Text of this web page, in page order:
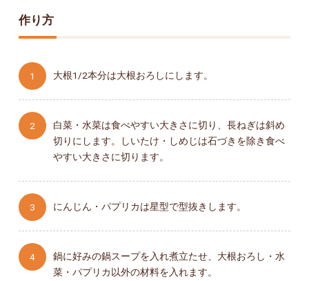
作り方
大根1/2本分は大根おろしにします。
白菜・水菜は食べやすい大きさに切り、長ねぎは斜め
切りにします。しいたけ・しめじは石づきを除き食べ
やすい大きさに切ります。
にんじん・パプリカは星型で型抜きします。
鍋に好みの鍋スープを入れ煮立たせ、大根おろし・水
菜・パプリカ以外の材料を入れます。